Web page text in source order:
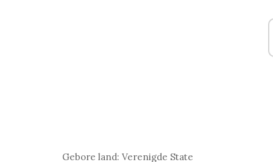
Gebore land: Verenigde State